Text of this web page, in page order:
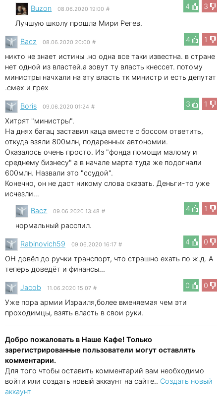
4
3
Buzon 08.06.2020 19:00 #
Лучшую школу прошла Мири Регев.
4
1
Bacz 08.06.2020 20:00 #
никто не знает истины .но одна все таки известна. в стране
нет одной из властей.а зовут ту власть кнессет. потому
министры начхали на эту власть тк министр и есть депутат
.смех и грех
3
1
Boris 09.06.2020 01:24 #
Хитрят "министры".
На днях багац заставил каца вместе с боссом ответить,
откуда взяли 800млн, подаренных автономии.
Оказалось очень просто. Из "фонда помощи малому и
среднему бизнесу" а в начале марта туда же подогнали
600млн. Назвали это "ссудой".
Конечно, он не даст никому слова сказать. Деньги-то уже
исчезли...
4
1
Bacz 09.06.2020 13:48 #
нормальный расспил.
4
0
Rabinovich59 09.06.2020 16:17 #
ОН довёл до ручки транспорт, что страшно ехать по ж.д. А
теперь доведёт и финансы...
0
0
Jacob 11.06.2020 15:07 #
Уже пора армии Израиля,более вменяемая чем эти
проходимцы, взять власть в свои руки.
Добро пожаловать в Наше Кафе! Только
зарегистрированные пользователи могут оставлять
комментарии.
Для того чтобы оставить комментарий вам необходимо
войти или создать новый аккаунт на сайте.. Создать новый
аккаунт